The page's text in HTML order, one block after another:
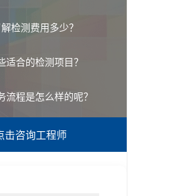
检测费用多少？
适合的检测项目？
流程是怎么样的呢？
击咨询工程师